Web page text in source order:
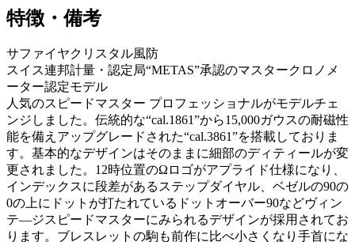
特徴・備考
サファイヤクリスタル風防
スイス連邦計量・認定局“METAS”承認のマスタークロノメ
ーター認定モデル
人気のスピードマスター プロフェッショナルがモデルチェ
ンジしました。伝統的な“cal.1861”から15,000ガウスの耐磁性
能を備えアップグレードされた“cal.3861”を搭載しておりま
す。基本的なデザインはそのままに細部のディティールが変
更されました。12時位置のΩロゴがアプライド仕様になり、
インデックスに段差があるステップダイヤル、ベゼルの90の
0の上にドットが打たれているドットオーバー90などヴィン
テ―ジスピードマスターにみられるデザインが採用されてお
ります。ブレスレットの駒も前作に比べ小さくなり手首にな